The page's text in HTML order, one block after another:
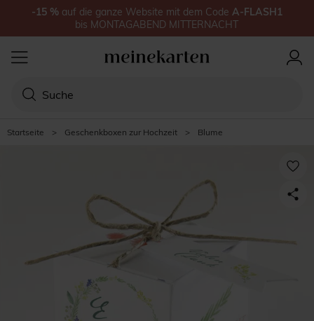
Startseite > Geschenkboxen zur Hochzeit > Blume
-15 % auf die ganze Website mit dem Code A-FLASH1
bis MONTAGABEND MITTERNACHT